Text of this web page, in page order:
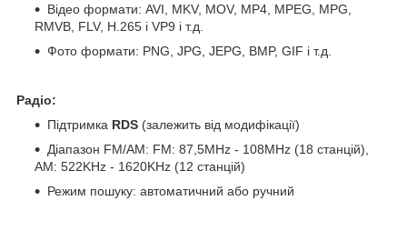
Відео формати: AVI, MKV, MOV, MP4, MPEG, MPG,
RMVB, FLV, H.265 і VP9 і т.д.
Фото формати: PNG, JPG, JEPG, BMP, GIF і т.д.
Радіо:
Підтримка RDS (залежить від модифікації)
Діапазон FM/AM: FM: 87,5MHz - 108MHz (18 станцій),
АМ: 522KHz - 1620KHz (12 станцій)
Режим пошуку: автоматичний або ручний